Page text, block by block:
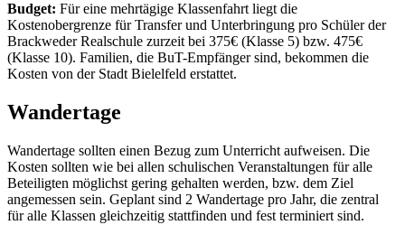
Budget: Für eine mehrtägige Klassenfahrt liegt die
Kostenobergrenze für Transfer und Unterbringung pro Schüler der
Brackweder Realschule zurzeit bei 375€ (Klasse 5) bzw. 475€
(Klasse 10). Familien, die BuT-Empfänger sind, bekommen die
Kosten von der Stadt Bielelfeld erstattet.
Wandertage
Wandertage sollten einen Bezug zum Unterricht aufweisen. Die
Kosten sollten wie bei allen schulischen Veranstaltungen für alle
Beteiligten möglichst gering gehalten werden, bzw. dem Ziel
angemessen sein. Geplant sind 2 Wandertage pro Jahr, die zentral
für alle Klassen gleichzeitig stattfinden und fest terminiert sind.